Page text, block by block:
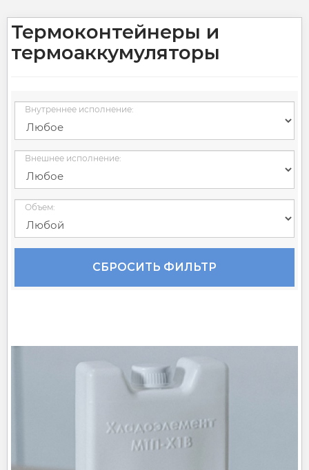
Термоконтейнеры и
термоаккумуляторы
Внутреннее исполнение:
Внешнее исполнение:
Объем:
СБРОСИТЬ ФИЛЬТР